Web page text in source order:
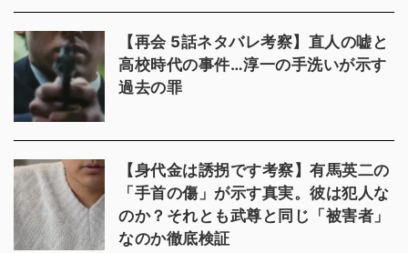
【再会 5話ネタバレ考察】直人の嘘と
高校時代の事件…淳一の手洗いが示す
過去の罪
【身代金は誘拐です考察】有馬英二の
「手首の傷」が示す真実。彼は犯人な
のか？それとも武尊と同じ「被害者」
なのか徹底検証